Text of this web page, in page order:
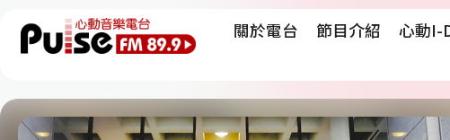
關於電台 節目介紹 心動i-